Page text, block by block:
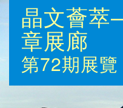
晶文薈萃
章展廊
第72期展覽